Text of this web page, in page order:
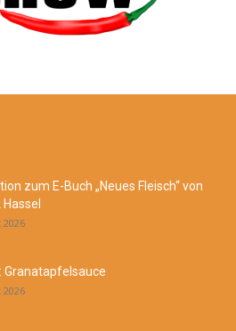
zum E-Buch „Neues Fleisch“ von
2026
Granatapfelsauce
2026